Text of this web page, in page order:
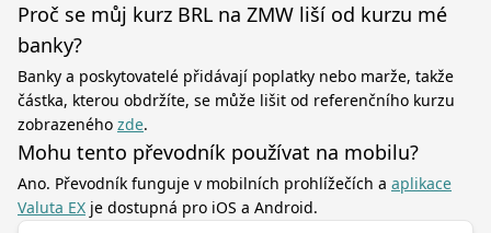
Proč se můj kurz BRL na ZMW liší od kurzu mé
banky?
Banky a poskytovatelé přidávají poplatky nebo marže, takže
částka, kterou obdržíte, se může lišit od referenčního kurzu
zobrazeného zde.
Mohu tento převodník používat na mobilu?
Ano. Převodník funguje v mobilních prohlížečích a aplikace
Valuta EX je dostupná pro iOS a Android.